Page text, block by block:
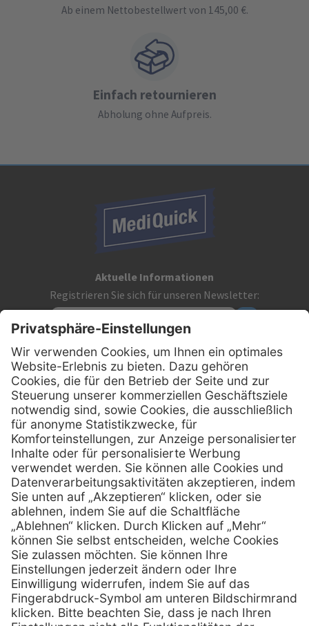
Ab einem Nettobestellwert von 145,00 €.
Einfach retournieren
Abholung ohne Aufpreis.
Aktuelle Informationen
Registrieren Sie sich für unseren Newsletter:
Kontakt
MediQuick Arzt- und Krankenhausbedarfshandel GmbH
Hans-Wunderlich-Straße 7
D-49078 Osnabrück
Telefon:0800 - 633 43 66
E-Mail: info @ mediquick.de
Services
Serviceversprechen
Sprechstundenbedarf
Retoure anmelden
Hilfe
FAQs
Kontakt
Lob & Kritik
Zertifikat Rechtliches